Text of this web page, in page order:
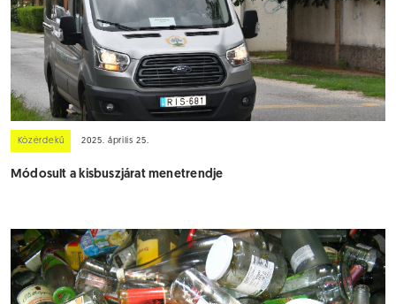
Közérdekű 2025. április 25.
Módosult a kisbuszjárat menetrendje